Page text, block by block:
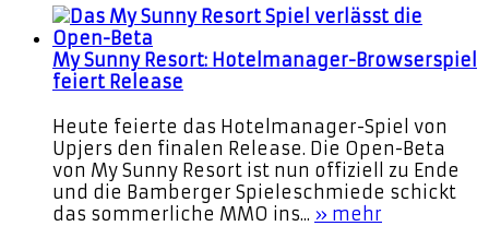
My Sunny Resort: Hotelmanager-Browserspiel
feiert Release
Heute feierte das Hotelmanager-Spiel von
Upjers den finalen Release. Die Open-Beta
von My Sunny Resort ist nun offiziell zu Ende
und die Bamberger Spieleschmiede schickt
das sommerliche MMO ins... » mehr